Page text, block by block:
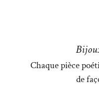
Chaque pièce
de